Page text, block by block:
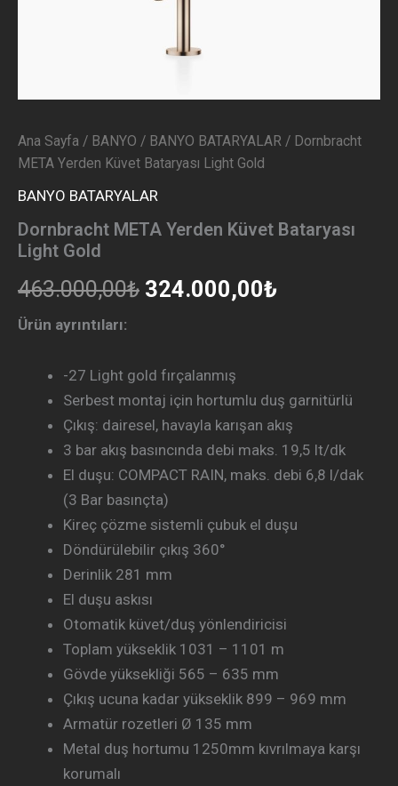
Ana Sayfa / BANYO / BANYO BATARYALAR / Dornbracht
META Yerden Küvet Bataryası Light Gold
BANYO BATARYALAR
Dornbracht META Yerden Küvet Bataryası
Light Gold
463.000,00₺ 324.000,00₺
Ürün ayrıntıları:
-27 Light gold fırçalanmış
Serbest montaj için hortumlu duş garnitürlü
Çıkış: dairesel, havayla karışan akış
3 bar akış basıncında debi maks. 19,5 lt/dk
El duşu: COMPACT RAIN, maks. debi 6,8 l/dak
(3 Bar basınçta)
Kireç çözme sistemli çubuk el duşu
Döndürülebilir çıkış 360°
Derinlik 281 mm
El duşu askısı
Otomatik küvet/duş yönlendiricisi
Toplam yükseklik 1031 – 1101 m
Gövde yüksekliği 565 – 635 mm
Çıkış ucuna kadar yükseklik 899 – 969 mm
Armatür rozetleri Ø 135 mm
Metal duş hortumu 1250mm kıvrılmaya karşı
korumalı